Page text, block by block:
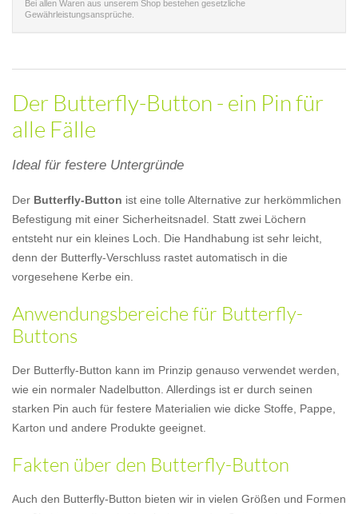
Bei allen Waren aus unserem Shop bestehen gesetzliche
Gewährleistungsansprüche.
Der Butterfly-Button - ein Pin für
alle Fälle
Ideal für festere Untergründe
Der Butterfly-Button ist eine tolle Alternative zur herkömmlichen
Befestigung mit einer Sicherheitsnadel. Statt zwei Löchern
entsteht nur ein kleines Loch. Die Handhabung ist sehr leicht,
denn der Butterfly-Verschluss rastet automatisch in die
vorgesehene Kerbe ein.
Anwendungsbereiche für Butterfly-
Buttons
Der Butterfly-Button kann im Prinzip genauso verwendet werden,
wie ein normaler Nadelbutton. Allerdings ist er durch seinen
starken Pin auch für festere Materialien wie dicke Stoffe, Pappe,
Karton und andere Produkte geeignet.
Fakten über den Butterfly-Button
Auch den Butterfly-Button bieten wir in vielen Größen und Formen